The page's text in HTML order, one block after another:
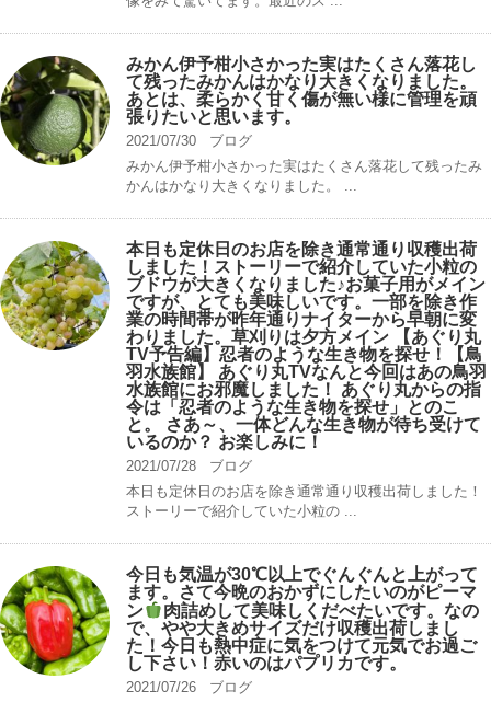
みかん伊予柑小さかった実はたくさん落花し
て残ったみかんはかなり大きくなりました。
あとは、柔らかく甘く傷が無い様に管理を頑
張りたいと思います。
2021/07/30
ブログ
みかん伊予柑小さかった実はたくさん落花して残ったみ
かんはかなり大きくなりました。 ...
本日も定休日のお店を除き通常通り収穫出荷
しました！ストーリーで紹介していた小粒の
ブドウが大きくなりました♪お菓子用がメイン
ですが、とても美味しいです。一部を除き作
業の時間帯が昨年通りナイターから早朝に変
わりました。草刈りは夕方メイン 【あぐり丸
TV予告編】忍者のような生き物を探せ！【鳥
羽水族館】 あぐり丸TVなんと今回はあの鳥羽
水族館にお邪魔しました！ あぐり丸からの指
令は「忍者のような生き物を探せ」とのこ
と。 さあ～、一体どんな生き物が待ち受けて
いるのか？ お楽しみに！
2021/07/28
ブログ
本日も定休日のお店を除き通常通り収穫出荷しました！
ストーリーで紹介していた小粒の ...
今日も気温が30℃以上でぐんぐんと上がって
ます。さて今晩のおかずにしたいのがピーマ
ン
肉詰めして美味しくだべたいです。なの
で、やや大きめサイズだけ収穫出荷しまし
た！今日も熱中症に気をつけて元気でお過ご
し下さい！赤いのはパプリカです。
2021/07/26
ブログ